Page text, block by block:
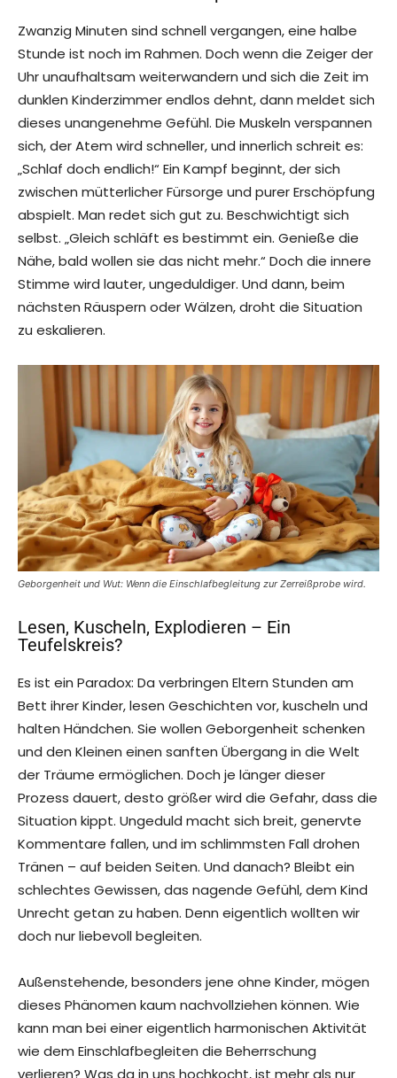
Zwanzig Minuten sind schnell vergangen, eine halbe
Stunde ist noch im Rahmen. Doch wenn die Zeiger der
Uhr unaufhaltsam weiterwandern und sich die Zeit im
dunklen Kinderzimmer endlos dehnt, dann meldet sich
dieses unangenehme Gefühl. Die Muskeln verspannen
sich, der Atem wird schneller, und innerlich schreit es:
„Schlaf doch endlich!“ Ein Kampf beginnt, der sich
zwischen mütterlicher Fürsorge und purer Erschöpfung
abspielt. Man redet sich gut zu. Beschwichtigt sich
selbst. „Gleich schläft es bestimmt ein. Genieße die
Nähe, bald wollen sie das nicht mehr.“ Doch die innere
Stimme wird lauter, ungeduldiger. Und dann, beim
nächsten Räuspern oder Wälzen, droht die Situation
zu eskalieren.
Geborgenheit und Wut: Wenn die Einschlafbegleitung zur Zerreißprobe wird.
Lesen, Kuscheln, Explodieren – Ein
Teufelskreis?
Es ist ein Paradox: Da verbringen Eltern Stunden am
Bett ihrer Kinder, lesen Geschichten vor, kuscheln und
halten Händchen. Sie wollen Geborgenheit schenken
und den Kleinen einen sanften Übergang in die Welt
der Träume ermöglichen. Doch je länger dieser
Prozess dauert, desto größer wird die Gefahr, dass die
Situation kippt. Ungeduld macht sich breit, genervte
Kommentare fallen, und im schlimmsten Fall drohen
Tränen – auf beiden Seiten. Und danach? Bleibt ein
schlechtes Gewissen, das nagende Gefühl, dem Kind
Unrecht getan zu haben. Denn eigentlich wollten wir
doch nur liebevoll begleiten.
Außenstehende, besonders jene ohne Kinder, mögen
dieses Phänomen kaum nachvollziehen können. Wie
kann man bei einer eigentlich harmonischen Aktivität
wie dem Einschlafbegleiten die Beherrschung